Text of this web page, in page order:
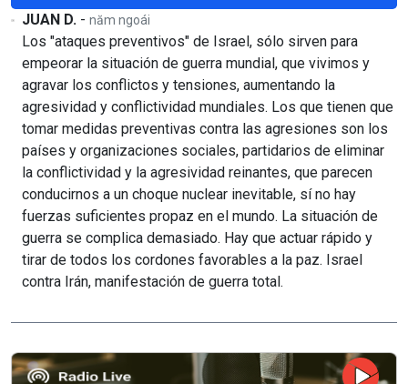
JUAN D. - năm ngoái
Los "ataques preventivos" de Israel, sólo sirven para
empeorar la situación de guerra mundial, que vivimos y
agravar los conflictos y tensiones, aumentando la
agresividad y conflictividad mundiales. Los que tienen que
tomar medidas preventivas contra las agresiones son los
países y organizaciones sociales, partidarios de eliminar
la conflictividad y la agresividad reinantes, que parecen
conducirnos a un choque nuclear inevitable, sí no hay
fuerzas suficientes propaz en el mundo. La situación de
guerra se complica demasiado. Hay que actuar rápido y
tirar de todos los cordones favorables a la paz. Israel
contra Irán, manifestación de guerra total.